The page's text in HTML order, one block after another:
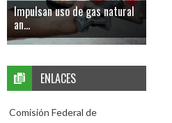
Impulsan uso de gas natural
an...
ENLACES
Comisión Federal de